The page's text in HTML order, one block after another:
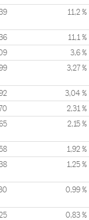
11,2 %
11,1 %
3,6 %
3,27 %
3,04 %
2,31 %
2,15 %
1,92 %
1,25 %
0,99 %
0,83 %